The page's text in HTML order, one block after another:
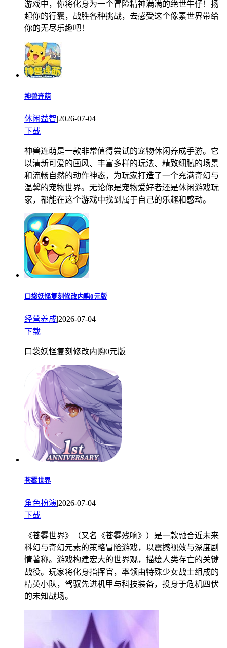
游戏中，你将化身为一个冒险精神满满的绝世牛仔！扬
起你的行囊，战胜各种挑战，去感受这个像素世界带给
你的无尽乐趣吧！
神兽连萌
休闲益智|2026-07-04
下载
神兽连萌是一款非常值得尝试的宠物休闲养成手游。它
以清新可爱的画风、丰富多样的玩法、精致细腻的场景
和流畅自然的动作神态，为玩家打造了一个充满奇幻与
温馨的宠物世界。无论你是宠物爱好者还是休闲游戏玩
家，都能在这个游戏中找到属于自己的乐趣和感动。
口袋妖怪复刻修改内购0元版
经营养成|2026-07-04
下载
口袋妖怪复刻修改内购0元版
苍雾世界
角色扮演|2026-07-04
下载
《苍雾世界》（又名《苍雾残响》）是一款融合近未来
科幻与奇幻元素的策略冒险游戏，以震撼视效与深度剧
情著称。游戏构建宏大的世界观，描绘人类存亡的关键
战役。玩家将化身指挥官，率领由特殊少女战士组成的
精英小队，驾驭先进机甲与科技装备，投身于危机四伏
的未知战场。